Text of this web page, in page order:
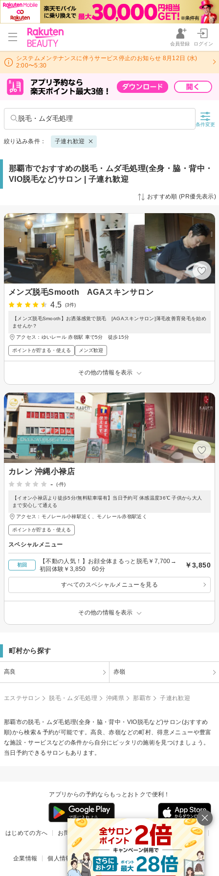
会員登録 ログイン
システムメンテナンスに伴うサービス停止のお知らせ 8月12日 (水)
2:00〜5:30
脱毛・ムダ毛処理
条件変更
絞り込み条件： 子連れ歓迎
那覇市でおすすめの脱毛・ムダ毛処理(全身・脇・背中・
VIO脱毛など)サロン | 子連れ歓迎
おすすめ順 (PR優先表示)
メンズ脱毛Smooth AGAスキンサロン
4.5
(3件)
【メンズ脱毛Smooth】お洒落感覚で脱毛 [AGAスキンサロン]薄毛改善育発毛を始め
ませんか？
アクセス：ゆいレール 赤嶺駅 車で5分 徒歩15分
ポイントが貯まる・使える メンズ歓迎
その他の情報を表示
カレン 沖縄小禄店
-
(-件)
【イオン小禄店より徒歩5分/無料駐車場有】当日予約可 体感温度36℃ 子供から大人
まで安心して通える
アクセス：モノレール小禄駅近く、モノレール赤嶺駅近く
ポイントが貯まる・使える
スペシャルメニュー
初回
【不動の人気！】お顔全体まるっと脱毛￥7,700→
初回体験￥3,850 60分
￥3,850
すべてのスペシャルメニューを見る
その他の情報を表示
町村から探す
高良 赤嶺
エステサロン 脱毛・ムダ毛処理 沖縄県 那覇市 子連れ歓迎
那覇市の脱毛・ムダ毛処理(全身・脇・背中・VIO脱毛など)サロン(おすすめ
順)から検索＆予約が可能です。高良、赤嶺などの町村、得意メニューや豊富
な施設・サービスなどの条件から自分にピッタリの施術を見つけましょう。
当日予約できるサロンもあります。
アプリからの予約ならもっとおトクで便利！
はじめての方へ お問い合わせ ヘルプ リリース情報
利用規約
掲載ご希望のサロン様
企業情報 個人情報保護方針 楽天のサービス一覧 アプリ一覧
© Rakuten Group, Inc.